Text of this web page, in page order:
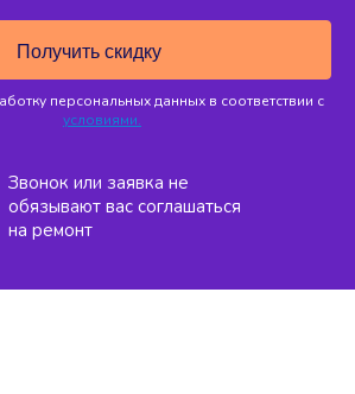
персональных данных в соответствии с
условиями.
Звонок или заявка не
обязывают вас соглашаться
на ремонт